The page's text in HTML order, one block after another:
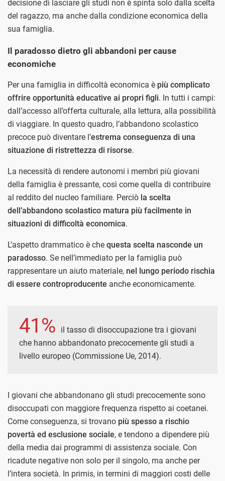
decisione di lasciare gli studi non è spinta solo dalla scelta
del ragazzo, ma anche dalla condizione economica della
sua famiglia.
Il paradosso dietro gli abbandoni per cause
economiche
Per una famiglia in difficoltà economica è più complicato
offrire opportunità educative ai propri figli. In tutti i campi:
dall’accesso all’offerta culturale, alla lettura, alla possibilità
di viaggiare. In questo quadro, l’abbandono scolastico
precoce può diventare l’estrema conseguenza di una
situazione di ristrettezza di risorse.
La necessità di rendere autonomi i membri più giovani
della famiglia è pressante, così come quella di contribuire
al reddito del nucleo familiare. Perciò la scelta
dell’abbandono scolastico matura più facilmente in
situazioni di difficoltà economica.
L’aspetto drammatico è che questa scelta nasconde un
paradosso. Se nell’immediato per la famiglia può
rappresentare un aiuto materiale, nel lungo periodo rischia
di essere controproducente anche economicamente.
41%
il tasso di disoccupazione tra i giovani
che hanno abbandonato precocemente gli studi a
livello europeo (Commissione Ue, 2014).
I giovani che abbandonano gli studi precocemente sono
disoccupati con maggiore frequenza rispetto ai coetanei.
Come conseguenza, si trovano più spesso a rischio
povertà ed esclusione sociale, e tendono a dipendere più
della media dai programmi di assistenza sociale. Con
ricadute negative non solo per il singolo, ma anche per
l’intera società. In primis, in termini di maggiori costi delle